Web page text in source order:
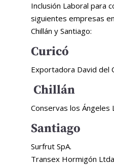
Inclusión Laboral para
siguientes empresas
Chillán y Santiago:
Curicó
Exportadora David del
Chillán
Conservas los Ángeles
Santiago
Surfrut SpA.
Transex Hormigón